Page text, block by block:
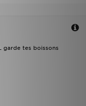
garde tes boissons